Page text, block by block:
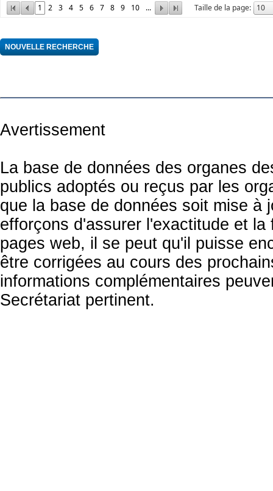
1 2 3 4 5 6 7 8 9 10 ... Taille de la page:
Avertissement
La base de données des organes
publics adoptés ou reçus par les
que la base de données soit mise à
efforçons d'assurer l'exactitude et
pages web, il se peut qu'il puisse
être corrigées au cours des
informations complémentaires
Secrétariat pertinent.